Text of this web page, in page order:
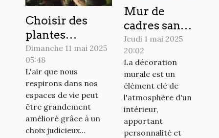
Choisir des
plantes
d'intérieur
purifiantes
pour un
environnement
sain et apaisant
Dimanche 11 mai 2025
05:48
L'air que nous
respirons dans nos
espaces de vie peut
être grandement
amélioré grâce à un
choix judicieux...
Mur de
cadres sans
perçage des
alternatives
innovantes
pour votre
déco
Jeudi 1 mai 2025
20:02
La décoration
murale est un
élément clé de
l'atmosphère d'un
intérieur,
apportant
personnalité et